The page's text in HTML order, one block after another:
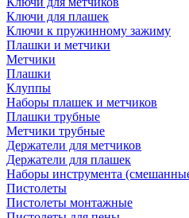
Ключи для плашек
Ключи к пружинному зажиму
Плашки и метчики
Метчики
Плашки
Клуппы
Наборы плашек и метчиков
Плашки трубные
Метчики трубные
Держатели для метчиков
Держатели для плашек
Наборы инструмента
Пистолеты
Пистолеты монтажные